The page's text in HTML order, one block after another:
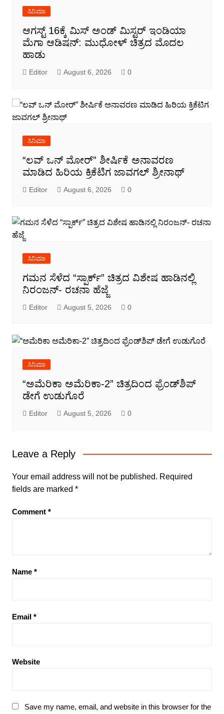
ಸಿನಿಮಾ
ಆಗಸ್ಟ್ 16ಕ್ಕೆ ಮಿಸ್ ಅಂಡ್ ಮಿಸ್ಟರ್ ಇಂಡಿಯಾ
ಮೆಗಾ ಆಡಿಷನ್: ಮುಧೋಳ್ ಚಿತ್ರದ ಮೊದಲ
ಹಾಡು
Editor August 6, 2026 0
ಸಿನಿಮಾ
“ಲವ್ ಒನ್ ಮೋರ್” ಶೀರ್ಷಿಕೆ ಅನಾವರಣ
ಮಾಡಿದ ಹಿರಿಯ ಕ್ರಿಕೆಟಿಗ ಜಾವಗಲ್ ಶ್ರೀನಾಥ್
Editor August 6, 2026 0
ಸಿನಿಮಾ
ಗಮನ ಸೆಳೆದ “ಸ್ಪಾರ್ಕ್” ಚಿತ್ರದ ವಿಶೇಷ ಹಾಡಿನಲ್ಲಿ
ನಿರಂಜನ್- ರಚನಾ ಹೆಜ್ಜೆ
Editor August 5, 2026 0
ಸಿನಿಮಾ
“ಅಮೆರಿಕಾ ಅಮೆರಿಕಾ-2” ಚಿತ್ರದಿಂದ ಫ್ರೆಂಡ್‍ಶಿಪ್
ಡೇಗೆ ಉಡುಗೊರೆ
Editor August 5, 2026 0
Leave a Reply
Your email address will not be published. Required
fields are marked *
Comment *
Name *
Email *
Website
Save my name, email, and website in this browser for the